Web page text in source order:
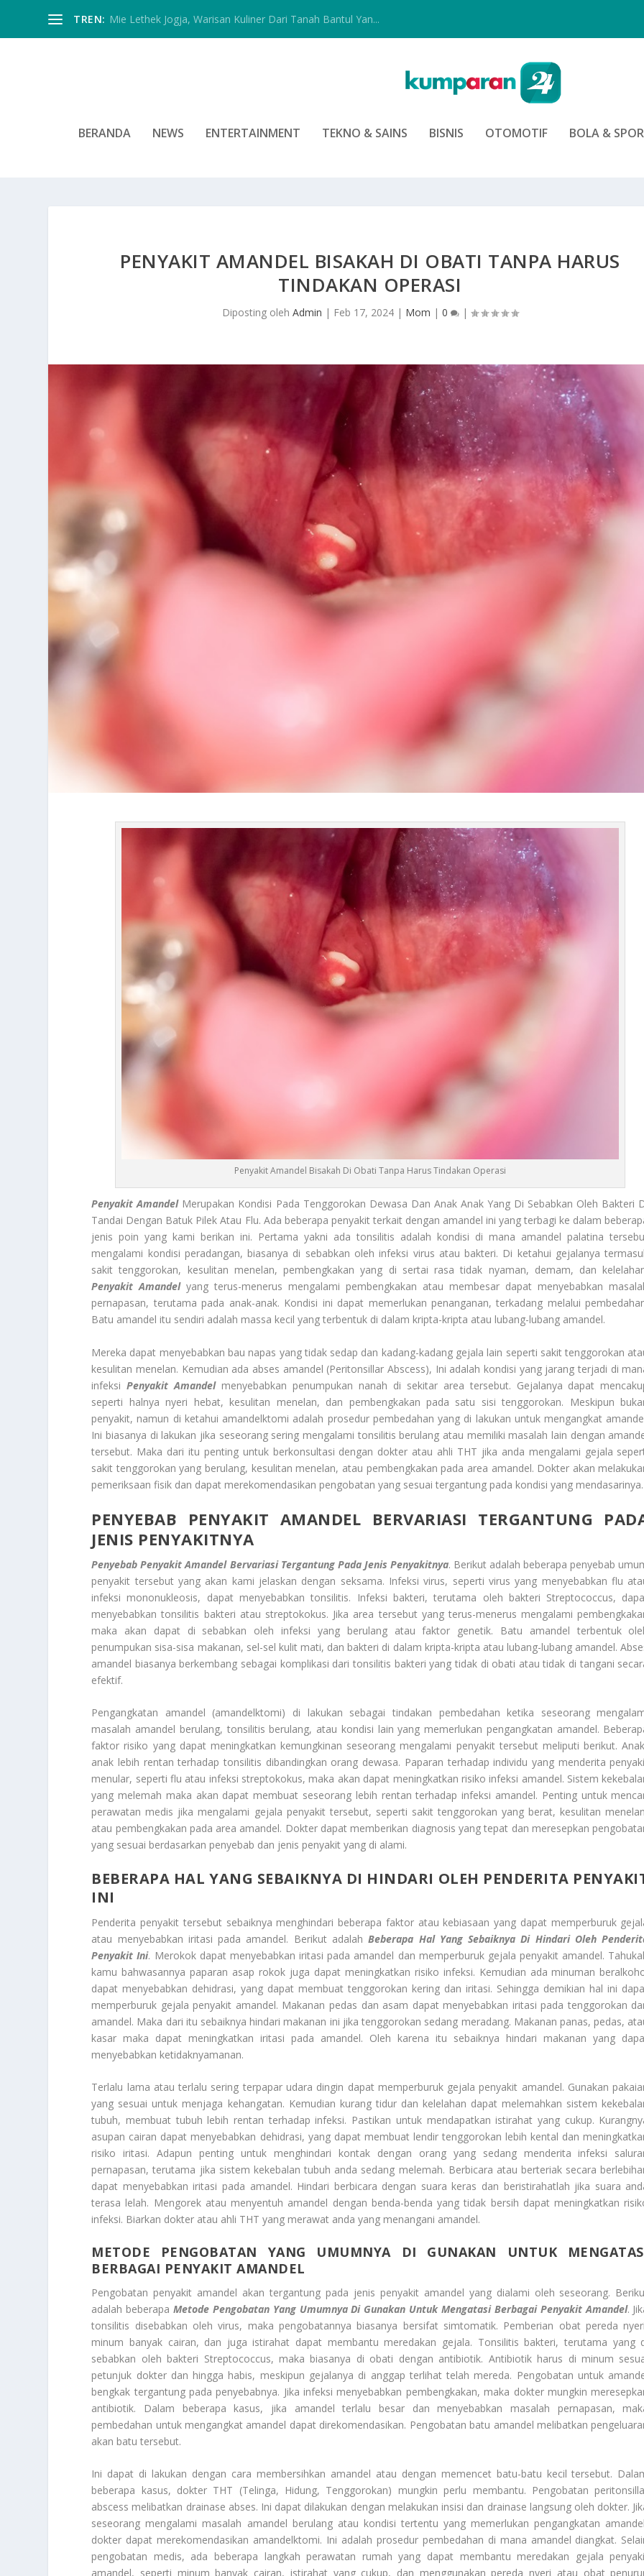
TREN: Mie Lethek Jogja, Warisan Kuliner Dari Tanah Bantul Yan...
BERANDA NEWS ENTERTAINMENT TEKNO & SAINS BISNIS OTOMOTIF BOLA &
PENYAKIT AMANDEL BISAKAH DI OBATI TANPA HARUS
TINDAKAN OPERASI
Diposting oleh Admin | Feb 17, 2024| Mom | 0 |
Penyakit Amandel Bisakah Di Obati Tanpa Harus Tindakan Operasi
Penyakit AmandelMerupakan Kondisi Pada Tenggorokan Dewasa Dan Anak Anak Yang Di Sebabkan Oleh Bakteri
Tandai Dengan Batuk Pilek Atau Flu. Ada beberapa penyakit terkait dengan amandel ini yang terbagi ke dalam
jenis poin yang kami berikan ini. Pertama yakni ada tonsilitis adalah kondisi di mana amandel palatina
mengalami kondisi peradangan, biasanya di sebabkan oleh infeksi virus atau bakteri. Di ketahui gejalanya
sakit tenggorokan, kesulitan menelan, pembengkakan yang di sertai rasa tidak nyaman, demam, dan
Penyakit Amandelyang terus-menerus mengalami pembengkakan atau membesar dapat menyebabkan
pernapasan, terutama pada anak-anak. Kondisi ini dapat memerlukan penanganan, terkadang melalui
Batu amandel itu sendiri adalah massa kecil yang terbentuk di dalam kripta-kripta atau lubang-lubang amandel.
Mereka dapat menyebabkan bau napas yang tidak sedap dan kadang-kadang gejala lain seperti sakit tenggorokan
kesulitan menelan. Kemudian ada abses amandel (Peritonsillar Abscess), Ini adalah kondisi yang jarang terjadi di
infeksiPenyakit Amandelmenyebabkan penumpukan nanah di sekitar area tersebut. Gejalanya dapat
seperti halnya nyeri hebat, kesulitan menelan, dan pembengkakan pada satu sisi tenggorokan. Meskipun
penyakit, namun di ketahui amandelktomi adalah prosedur pembedahan yang di lakukan untuk mengangkat
Ini biasanya di lakukan jika seseorang sering mengalami tonsilitis berulang atau memiliki masalah lain dengan
tersebut. Maka dari itu penting untuk berkonsultasi dengan dokter atau ahli THT jika anda mengalami gejala
sakit tenggorokan yang berulang, kesulitan menelan, atau pembengkakan pada area amandel. Dokter akan
pemeriksaan fisik dan dapat merekomendasikan pengobatan yang sesuai tergantung pada kondisi yang mendasarinya.
PENYEBAB PENYAKIT AMANDEL BERVARIASI TERGANTUNG
JENIS PENYAKITNYA
Penyebab Penyakit Amandel Bervariasi Tergantung Pada Jenis Penyakitnya. Berikut adalah beberapa penyebab
penyakit tersebut yang akan kami jelaskan dengan seksama. Infeksi virus, seperti virus yang menyebabkan flu
infeksi mononukleosis, dapat menyebabkan tonsilitis. Infeksi bakteri, terutama oleh bakteri Streptococcus,
menyebabkan tonsilitis bakteri atau streptokokus. Jika area tersebut yang terus-menerus mengalami
maka akan dapat di sebabkan oleh infeksi yang berulang atau faktor genetik. Batu amandel terbentuk
penumpukan sisa-sisa makanan, sel-sel kulit mati, dan bakteri di dalam kripta-kripta atau lubang-lubang amandel.
amandel biasanya berkembang sebagai komplikasi dari tonsilitis bakteri yang tidak di obati atau tidak di tangani
efektif.
Pengangkatan amandel (amandelktomi) di lakukan sebagai tindakan pembedahan ketika seseorang
masalah amandel berulang, tonsilitis berulang, atau kondisi lain yang memerlukan pengangkatan amandel.
faktor risiko yang dapat meningkatkan kemungkinan seseorang mengalami penyakit tersebut meliputi berikut.
anak lebih rentan terhadap tonsilitis dibandingkan orang dewasa. Paparan terhadap individu yang menderita
menular, seperti flu atau infeksi streptokokus, maka akan dapat meningkatkan risiko infeksi amandel. Sistem
yang melemah maka akan dapat membuat seseorang lebih rentan terhadap infeksi amandel. Penting untuk
perawatan medis jika mengalami gejala penyakit tersebut, seperti sakit tenggorokan yang berat, kesulitan
atau pembengkakan pada area amandel. Dokter dapat memberikan diagnosis yang tepat dan meresepkan
yang sesuai berdasarkan penyebab dan jenis penyakit yang di alami.
BEBERAPA HAL YANG SEBAIKNYA DI HINDARI OLEH PENDERITA
INI
Penderita penyakit tersebut sebaiknya menghindari beberapa faktor atau kebiasaan yang dapat memperburuk
atau menyebabkan iritasi pada amandel. Berikut adalahBeberapa Hal Yang Sebaiknya Di Hindari Oleh
Penyakit Ini. Merokok dapat menyebabkan iritasi pada amandel dan memperburuk gejala penyakit amandel.
kamu bahwasannya paparan asap rokok juga dapat meningkatkan risiko infeksi. Kemudian ada minuman
dapat menyebabkan dehidrasi, yang dapat membuat tenggorokan kering dan iritasi. Sehingga demikian hal ini
memperburuk gejala penyakit amandel. Makanan pedas dan asam dapat menyebabkan iritasi pada tenggorokan
amandel. Maka dari itu sebaiknya hindari makanan ini jika tenggorokan sedang meradang. Makanan panas, pedas,
kasar maka dapat meningkatkan iritasi pada amandel. Oleh karena itu sebaiknya hindari makanan yang
menyebabkan ketidaknyamanan.
Terlalu lama atau terlalu sering terpapar udara dingin dapat memperburuk gejala penyakit amandel. Gunakan
yang sesuai untuk menjaga kehangatan. Kemudian kurang tidur dan kelelahan dapat melemahkan sistem
tubuh, membuat tubuh lebih rentan terhadap infeksi. Pastikan untuk mendapatkan istirahat yang cukup.
asupan cairan dapat menyebabkan dehidrasi, yang dapat membuat lendir tenggorokan lebih kental dan
risiko iritasi. Adapun penting untuk menghindari kontak dengan orang yang sedang menderita infeksi
pernapasan, terutama jika sistem kekebalan tubuh anda sedang melemah. Berbicara atau berteriak secara
dapat menyebabkan iritasi pada amandel. Hindari berbicara dengan suara keras dan beristirahatlah jika suara
terasa lelah. Mengorek atau menyentuh amandel dengan benda-benda yang tidak bersih dapat meningkatkan
infeksi. Biarkan dokter atau ahli THT yang merawat anda yang menangani amandel.
METODE PENGOBATAN YANG UMUMNYA DI GUNAKAN UNTUK
BERBAGAI PENYAKIT AMANDEL
Pengobatan penyakit amandel akan tergantung pada jenis penyakit amandel yang dialami oleh seseorang.
adalah beberapa Metode Pengobatan Yang Umumnya Di Gunakan Untuk Mengatasi Berbagai Penyakit Amandel.
tonsilitis disebabkan oleh virus, maka pengobatannya biasanya bersifat simtomatik. Pemberian obat pereda
minum banyak cairan, dan juga istirahat dapat membantu meredakan gejala. Tonsilitis bakteri, terutama yang
sebabkan oleh bakteri Streptococcus, maka biasanya di obati dengan antibiotik. Antibiotik harus di minum
petunjuk dokter dan hingga habis, meskipun gejalanya di anggap terlihat telah mereda. Pengobatan untuk
bengkak tergantung pada penyebabnya. Jika infeksi menyebabkan pembengkakan, maka dokter mungkin
antibiotik. Dalam beberapa kasus, jika amandel terlalu besar dan menyebabkan masalah pernapasan,
pembedahan untuk mengangkat amandel dapat direkomendasikan. Pengobatan batu amandel melibatkan
akan batu tersebut.
Ini dapat di lakukan dengan cara membersihkan amandel atau dengan memencet batu-batu kecil tersebut.
beberapa kasus, dokter THT (Telinga, Hidung, Tenggorokan) mungkin perlu membantu. Pengobatan
abscess melibatkan drainase abses. Ini dapat dilakukan dengan melakukan insisi dan drainase langsung oleh dokter.
seseorang mengalami masalah amandel berulang atau kondisi tertentu yang memerlukan pengangkatan
dokter dapat merekomendasikan amandelktomi. Ini adalah prosedur pembedahan di mana amandel diangkat.
pengobatan medis, ada beberapa langkah perawatan rumah yang dapat membantu meredakan gejala
amandel, seperti minum banyak cairan, istirahat yang cukup, dan menggunakan pereda nyeri atau obat